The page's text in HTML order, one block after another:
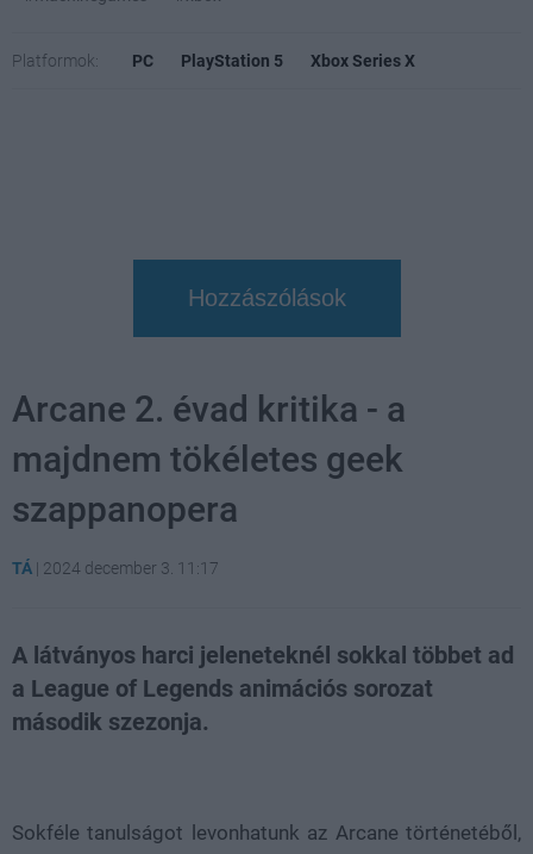
Platformok: PC PlayStation 5 Xbox Series X
Hozzászólások
Arcane 2. évad kritika - a
majdnem tökéletes geek
szappanopera
TÁ | 2024 december 3. 11:17
A látványos harci jeleneteknél sokkal többet ad
a League of Legends animációs sorozat
második szezonja.
Sokféle tanulságot levonhatunk az Arcane történetéből,